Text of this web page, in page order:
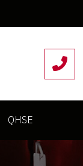
QHSE